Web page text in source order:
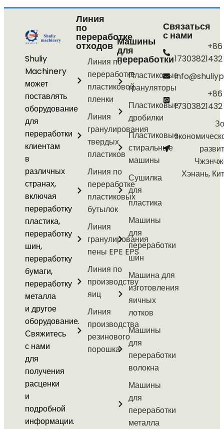
Shuliy
Machinery
может
поставлять
оборудование
для
переработки
клиентам
в
различных
странах,
включая
переработку
пластика,
переработку
шин,
переработку
бумаги,
переработку
металла
и другое
оборудование.
Свяжитесь
с нами
для
получения
расценки
и
подробной
информации.
Линия
по
переработке
отходов
Линия по
переработке
пластиковой
пленки
Линия
гранулирования
твердых
пластиков
Линия по
переработке
пластиковых
бутылок
Линия
гранулирования
пены EPE EPS
Линия по
производству
яиц
Линия
производства
резинового
порошка
Машины
для
переработки
Пластиковые
грануляторы
Пластиковые
дробилки
Пластиковые
стиральные
машины
Сушилка
для
пластика
Машины
для
переработки
шин
Машина для
изготовления
яичных
лотков
Машины
для
переработки
волокна
Машины
для
переработки
металла
Связаться
с нами
+86
17303821432
+86
17303821432
Хэнань,